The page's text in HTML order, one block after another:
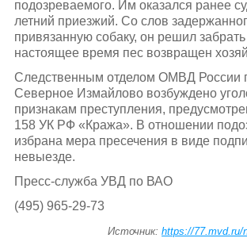
подозреваемого. Им оказался ранее
летний приезжий. Со слов
привязанную собаку, он решил
настоящее время пес возвращен
Следственным отделом ОМВД России
Северное Измайлово возбуждено
признакам преступления,
158 УК РФ «Кража». В отношении
избрана мера пресечения в виде
невыезде.
Пресс-служба УВД по ВАО
(495) 965-29-73
Источник:https://77.mvd.ru/